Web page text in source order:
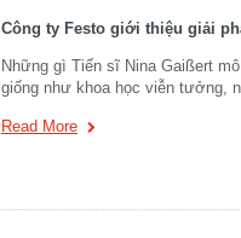
Công ty Festo giới thiệu giải
Những gì Tiến sĩ Nina Gaißert
giống như khoa học viễn tưởng,
Read More